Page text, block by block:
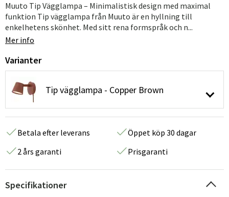
Muuto Tip Vägglampa – Minimalistisk design med maximal
funktion Tip vägglampa från Muuto är en hyllning till
enkelhetens skönhet. Med sitt rena formspråk och n...
Mer info
Varianter
Tip vägglampa - Copper Brown
Betala efter leverans
Öppet köp 30 dagar
2 års garanti
Prisgaranti
Specifikationer